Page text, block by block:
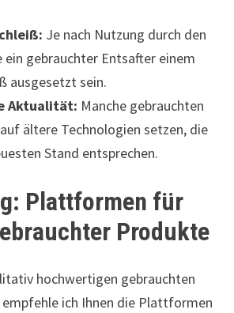
Je nach Nutzung durch den
gebrauchter Entsafter einem
ausgesetzt sein.
Aktualität: Manche gebrauchten
ältere Technologien setzen, die
Stand entsprechen.
Plattformen für
Produkte
hochwertigen gebrauchten
empfehle ich Ihnen die Plattformen